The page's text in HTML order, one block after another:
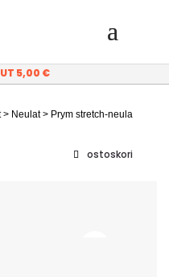
5,00 €
> Neulat> Prym stretch-neula
ostoskori